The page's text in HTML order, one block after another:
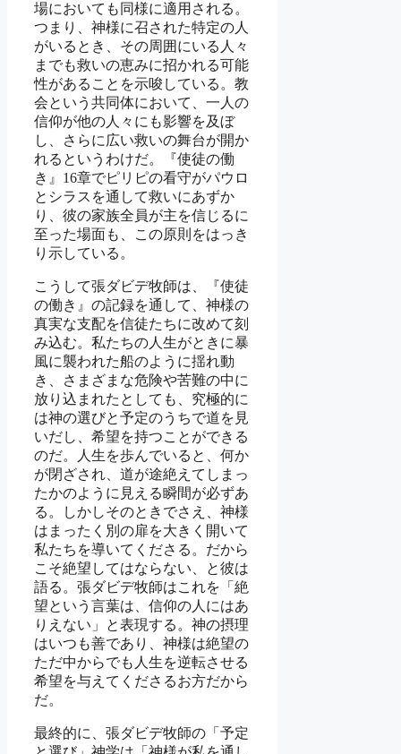
場においても同様に適用される。
つまり、神様に召された特定の人
がいるとき、その周囲にいる人々
までも救いの恵みに招かれる可能
性があることを示唆している。教
会という共同体において、一人の
信仰が他の人々にも影響を及ぼ
し、さらに広い救いの舞台が開か
れるというわけだ。『使徒の働
き』16章でピリピの看守がパウロ
とシラスを通して救いにあずか
り、彼の家族全員が主を信じるに
至った場面も、この原則をはっき
り示している。
こうして張ダビデ牧師は、『使徒
の働き』の記録を通して、神様の
真実な支配を信徒たちに改めて刻
み込む。私たちの人生がときに暴
風に襲われた船のように揺れ動
き、さまざまな危険や苦難の中に
放り込まれたとしても、究極的に
は神の選びと予定のうちで道を見
いだし、希望を持つことができる
のだ。人生を歩んでいると、何か
が閉ざされ、道が途絶えてしまっ
たかのように見える瞬間が必ずあ
る。しかしそのときでさえ、神様
はまったく別の扉を大きく開いて
私たちを導いてくださる。だから
こそ絶望してはならない、と彼は
語る。張ダビデ牧師はこれを「絶
望という言葉は、信仰の人にはあ
りえない」と表現する。神の摂理
はいつも善であり、神様は絶望の
ただ中からでも人生を逆転させる
希望を与えてくださるお方だから
だ。
最終的に、張ダビデ牧師の「予定